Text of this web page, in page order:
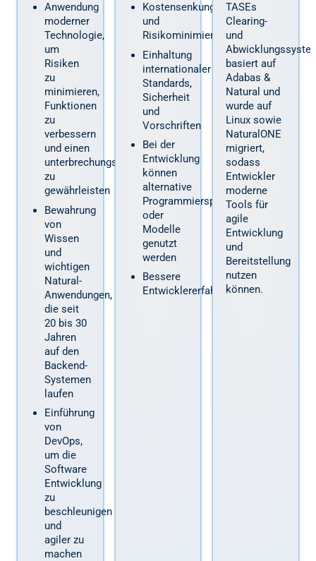
Anwendung
moderner
Technologie,
um
Risiken
zu
minimieren,
Funktionen
zu
verbessern
und einen
unterbrechungsfreienBetrieb
zu
gewährleisten
Bewahrung
von
Wissen
und
wichtigen
Natural-
Anwendungen,
die seit
20 bis 30
Jahren
auf den
Backend-
Systemen
laufen
Einführung
von
DevOps,
um die
Software
Entwicklung
zu
beschleunigen
und
agiler zu
machen
Kostensenkung
und
Risikominimierung
Einhaltung
internationaler
Standards,
Sicherheit
und
Vorschriften
Bei der
Entwicklung
können
alternative
Programmiersprachen
oder
Modelle
genutzt
werden
Bessere
Entwicklererfahrung
TASEs
Clearing-
und
basiert auf
Adabas &
Natural und
wurde auf
Linux sowie
NaturalONE
migriert,
sodass
Entwickler
moderne
Tools für
agile
Entwicklung
und
Bereitstellung
nutzen
können.